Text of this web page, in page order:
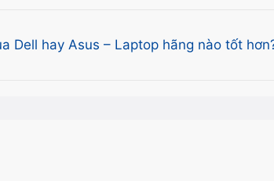
Dell hay Asus – Laptop hãng nào tốt